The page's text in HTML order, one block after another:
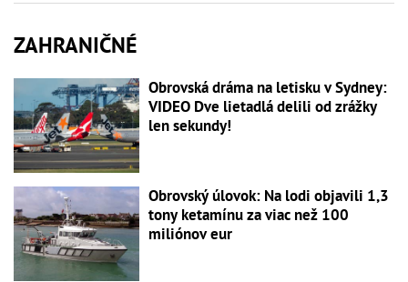
ZAHRANIČNÉ
Obrovská dráma na letisku v Sydney:
VIDEO Dve lietadlá delili od zrážky
len sekundy!
Obrovský úlovok: Na lodi objavili 1,3
tony ketamínu za viac než 100
miliónov eur